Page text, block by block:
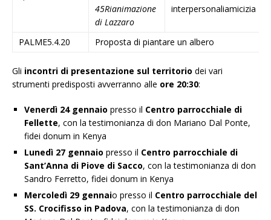
45Rianimazione
di Lazzaro
interpersonaliamicizia
PALME5.4.20 Proposta di piantare un albero
Gli incontri di presentazione sul territorio dei vari
strumenti predisposti avverranno alle ore 20:30:
Venerdì 24 gennaio presso il Centro parrocchiale di
Fellette, con la testimonianza di don Mariano Dal Ponte,
fidei donum in Kenya
Lunedì 27 gennaio presso il Centro parrocchiale di
Sant’Anna di Piove di Sacco, con la testimonianza di don
Sandro Ferretto, fidei donum in Kenya
Mercoledì 29 gennaio presso il Centro parrocchiale del
SS. Crocifisso in Padova, con la testimonianza di don